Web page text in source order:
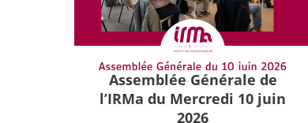
Assemblée Générale de
l’IRMa du Mercredi 10 juin
2026